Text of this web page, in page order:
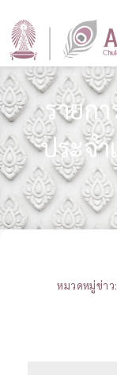
รายก
ประจ
หมวดหมู่ข่าว: